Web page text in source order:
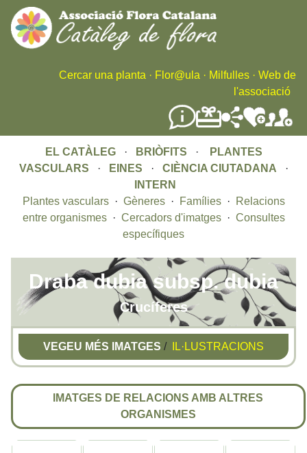
Skip
to
main
content
Cercar una planta · Flor@ula · Milfulles · Web de
l'associació
EL CATÀLEG· BRIÒFITS ·
PLANTES
VASCULARS · EINES · CIÈNCIA CIUTADANA ·
INTERN
Plantes vasculars· Gèneres· Famílies·
Relacions
entre organismes· Cercadors d'imatges· Consultes
específiques
Draba dubia subsp. dubia
Crucíferes
VEGEU MÉS IMATGES / IL·LUSTRACIONS
IMATGES DE RELACIONS AMB ALTRES
ORGANISMES